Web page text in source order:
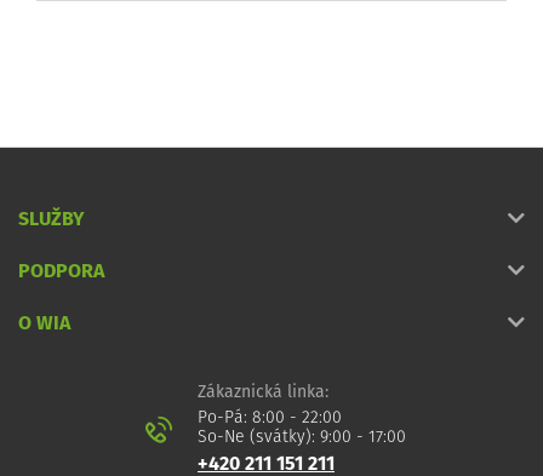
SLUŽBY
PODPORA
O WIA
Zákaznická linka:
Po-Pá: 8:00 - 22:00
So-Ne (svátky): 9:00 - 17:00
+420 211 151 211